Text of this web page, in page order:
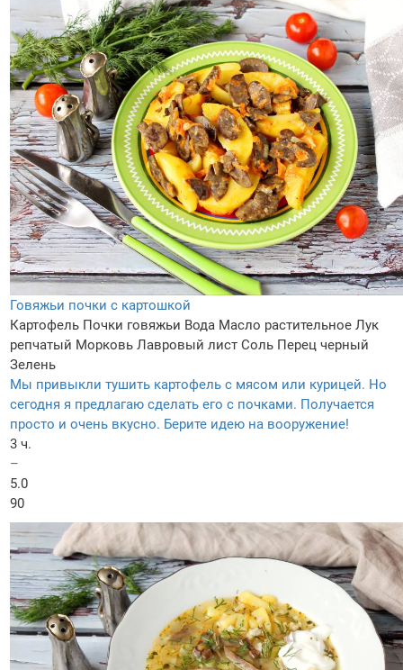
Говяжьи почки с картошкой
Картофель Почки говяжьи Вода Масло растительное Лук
репчатый Морковь Лавровый лист Соль Перец черный
Зелень
Мы привыкли тушить картофель с мясом или курицей. Но
сегодня я предлагаю сделать его с почками. Получается
просто и очень вкусно. Берите идею на вооружение!
3 ч.
–
5.0
90